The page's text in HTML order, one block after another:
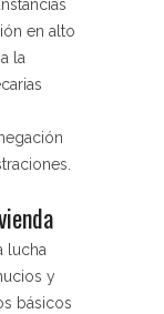
en alto
la
lucha
y
básicos